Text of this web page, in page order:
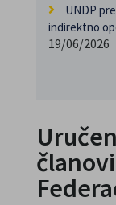
UNDP
indirektno
19/06/2026